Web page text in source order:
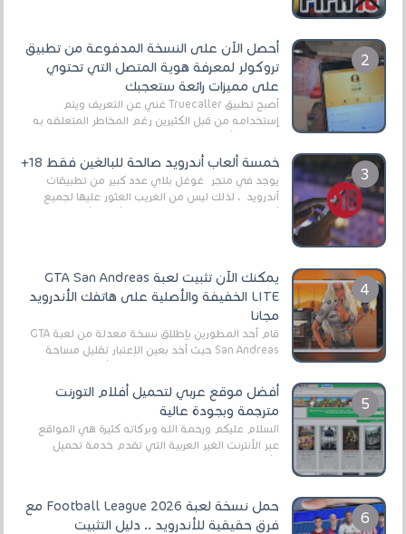
أحصل الآن على النسخة المدفوعة من تطبيق
تروكولر لمعرفة هوية المتصل التي تحتوي
على مميزات رائعة ستعجبك
أصبح تطبيق Truecaller غني عن التعريف ويتم
إستخدامه من قبل الكثيرين رغم المخاطر المتعلقه به
خمسة ألعاب أندرويد صالحة للبالغين فقط 18+
يوجد في متجر غوغل بلاي عدد كبير من تطبيقات
أندرويد ، لذلك ليس من الغريب العثور عليها لجميع
يمكنك الآن تثبيت لعبة GTA San Andreas
LITE الخفيفة والأصلية على هاتفك الأندرويد
مجانا
قام أحد المطورين بإطلاق نسخة معدلة من لعبة GTA
San Andreas حيث أخد بعين الإعتبار تقليل مساحة
أفضل موقع عربي لتحميل أفلام التورنت
مترجمة وبجودة عالية
السلام عليكم ورحمة الله وبركاته كثيرة هي المواقع
عبر الأنترنت الغير العربية التي تقدم خدمة تحميل
الأفلام على التورنت ، ومعظم هذه المواقع ل...
حمل نسخة لعبة Football League 2026 مع
فرق حقيقية للأندرويد .. دليل التثبيت